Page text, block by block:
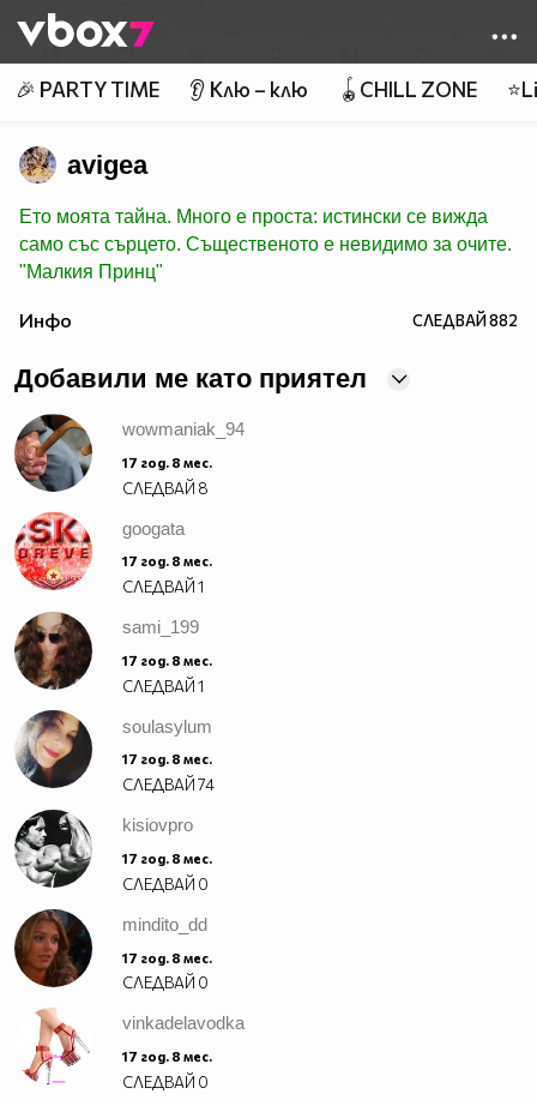
👾
🎉 PARTY TIME 👂 Клю – клю 🪀CHILL ZONE
avigea
Ето моята тайна. Много е проста: истински се вижда
само със сърцето. Същественото е невидимо за очите.
"Малкия Принц"
Инфо СЛЕДВАЙ882
Добавили ме като приятел
wowmaniak_94
17 год. 8 мес.
СЛЕДВАЙ 8
googata
17 год. 8 мес.
СЛЕДВАЙ1
sami_199
17 год. 8 мес.
СЛЕДВАЙ1
soulasylum
17 год. 8 мес.
СЛЕДВАЙ74
kisiovpro
17 год. 8 мес.
СЛЕДВАЙ 0
mindito_dd
17 год. 8 мес.
СЛЕДВАЙ 0
vinkadelavodka
17 год. 8 мес.
СЛЕДВАЙ 0